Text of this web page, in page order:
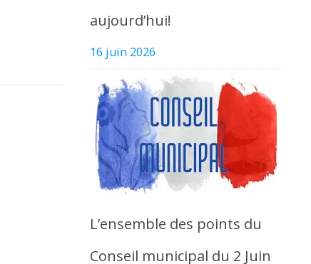
aujourd’hui!
16 juin 2026
L’ensemble des points du
Conseil municipal du 2 Juin